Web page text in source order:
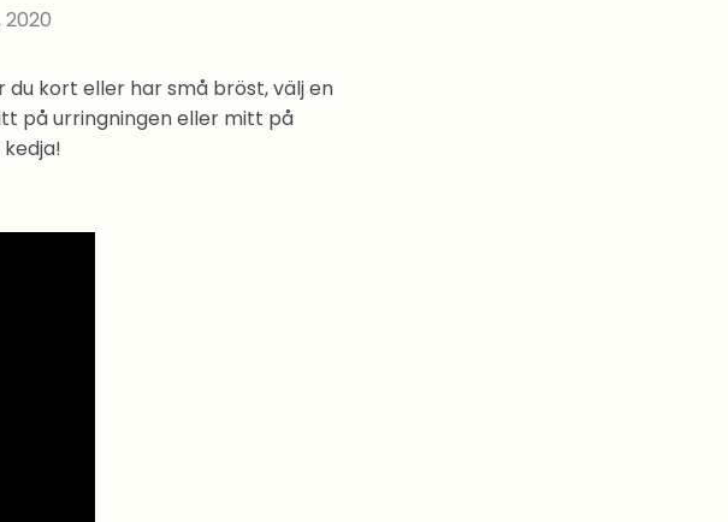
2020
du kort eller har små bröst, välj en
på urringningen eller mitt på